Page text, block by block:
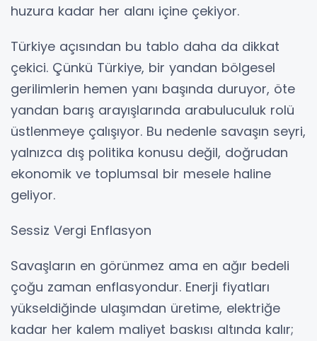
huzura kadar her alanı içine çekiyor.
Türkiye açısından bu tablo daha da dikkat
çekici. Çünkü Türkiye, bir yandan bölgesel
gerilimlerin hemen yanı başında duruyor, öte
yandan barış arayışlarında arabuluculuk rolü
üstlenmeye çalışıyor. Bu nedenle savaşın seyri,
yalnızca dış politika konusu değil, doğrudan
ekonomik ve toplumsal bir mesele haline
geliyor.
Sessiz Vergi Enflasyon
Savaşların en görünmez ama en ağır bedeli
çoğu zaman enflasyondur. Enerji fiyatları
yükseldiğinde ulaşımdan üretime, elektriğe
kadar her kalem maliyet baskısı altında kalır;